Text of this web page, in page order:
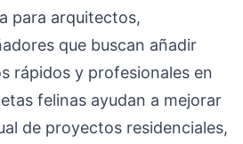
para arquitectos,
que buscan añadir
rápidos y profesionales en
felinas ayudan a mejorar
de proyectos residenciales,